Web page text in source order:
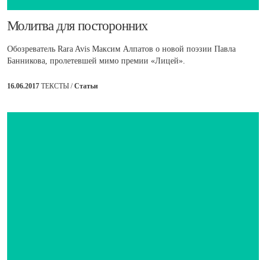
​Молитва для посторонних
Обозреватель Rara Avis Максим Алпатов о новой поэзии Павла
Банникова, пролетевшей мимо премии «Лицей».
16.06.2017 ТЕКСТЫ /Статьи